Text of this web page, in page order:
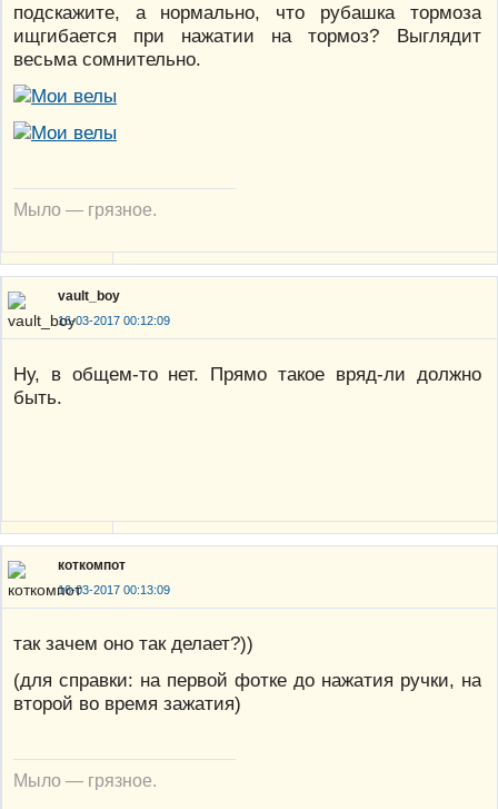
подскажите, а нормально, что рубашка тормоза
ищгибается при нажатии на тормоз? Выглядит
весьма сомнительно.
Мыло — грязное.
vault_boy
16-03-2017 00:12:09
Ну, в общем-то нет. Прямо такое вряд-ли должно
быть.
коткомпот
16-03-2017 00:13:09
так зачем оно так делает?))
(для справки: на первой фотке до нажатия ручки, на
второй во время зажатия)
Мыло — грязное.